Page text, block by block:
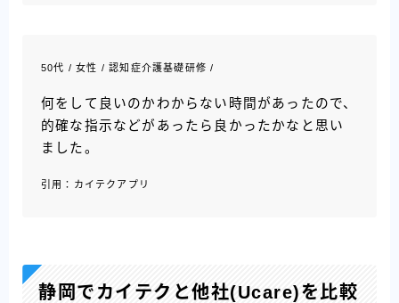
50代 / 女性 / 認知症介護基礎研修 /
何をして良いのかわからない時間があったので、
的確な指示などがあったら良かったかなと思い
ました。
引用：カイテクアプリ
静岡でカイテクと他社(Ucare)を比較